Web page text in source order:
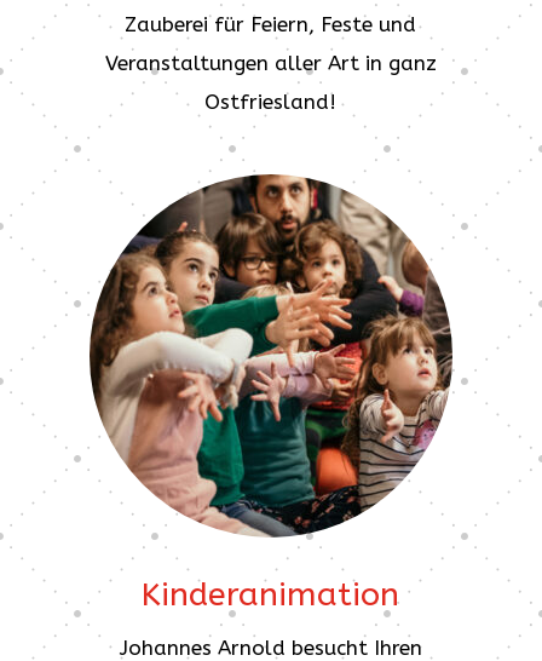
Zauberei für Feiern, Feste und
Veranstaltungen aller Art in ganz
Ostfriesland!
Kinderanimation
Johannes Arnold besucht Ihren